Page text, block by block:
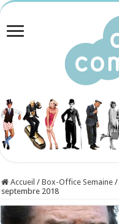
Accueil / Box-Office Semaine /
septembre 2018